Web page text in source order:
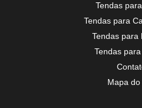
Tendas
Tendas para
Tendas para
Tendas
Mapa do